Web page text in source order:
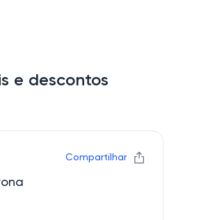
e descontos
Compartilhar